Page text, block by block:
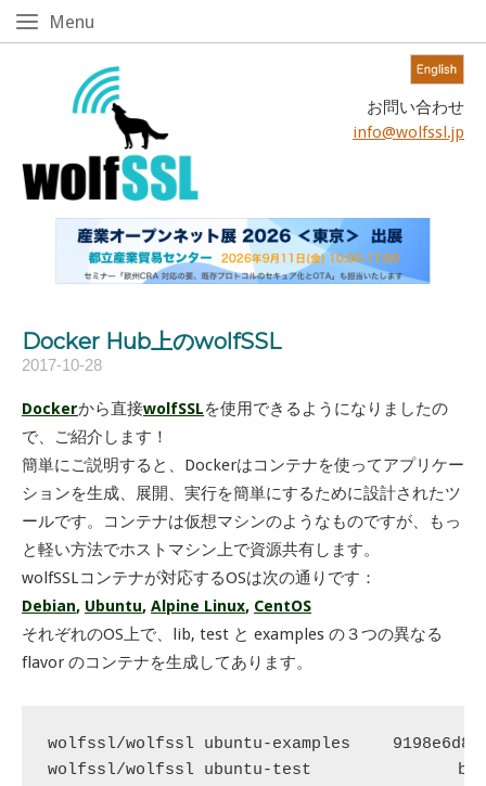
Skip
お問い合わせ
info@wolfssl.jp
Menu
Docker Hub上のwolfSSL
2017-10-28
Dockerから直接wolfSSLを使用できるようになりましたの
で、ご紹介します！
簡単にご説明すると、Dockerはコンテナを使ってアプリケー
ションを生成、展開、実行を簡単にするために設計されたツ
ールです。コンテナは仮想マシンのようなものですが、もっ
と軽い方法でホストマシン上で資源共有します。
wolfSSLコンテナが対応するOSは次の通りです：
Debian, Ubuntu, Alpine Linux, CentOS
それぞれのOS上で、lib, test と examples の３つの異なる
flavor のコンテナを生成してあります。
wolfssl/wolfssl ubuntu-examples 　　
wolfssl/wolfssl ubuntu-test     　　　　　　